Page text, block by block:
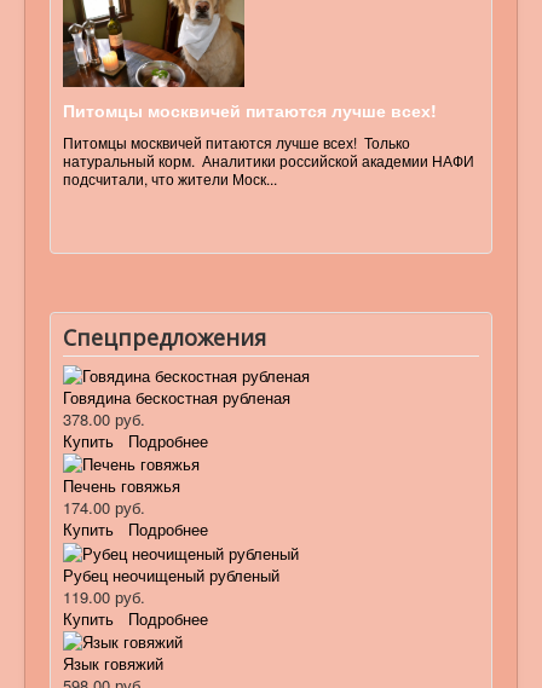
Питомцы москвичей питаются лучше всех!
Питомцы москвичей питаются лучше всех! Только
натуральный корм. Аналитики российской академии НАФИ
подсчитали, что жители Моск...
Спецпредложения
Говядина бескостная рубленая
378.00 руб.
Купить
Подробнее
Печень говяжья
174.00 руб.
Купить
Подробнее
Рубец неочищеный рубленый
119.00 руб.
Купить
Подробнее
Язык говяжий